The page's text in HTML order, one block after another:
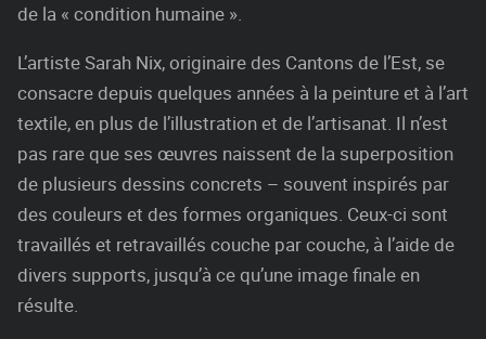
de la « condition humaine ».
L’artiste Sarah Nix, originaire des Cantons de l’Est, se
consacre depuis quelques années à la peinture et à l’art
textile, en plus de l’illustration et de l’artisanat. Il n’est
pas rare que ses œuvres naissent de la superposition
de plusieurs dessins concrets – souvent inspirés par
des couleurs et des formes organiques. Ceux-ci sont
travaillés et retravaillés couche par couche, à l’aide de
divers supports, jusqu’à ce qu’une image finale en
résulte.